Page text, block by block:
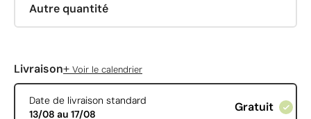
Autre quantité
Livraison+ Voir le calendrier
Date de livraison standard
13/08 au 17/08
Gratuit